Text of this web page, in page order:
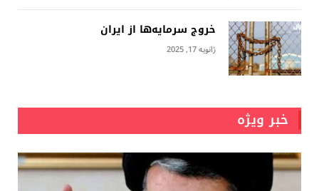
خروج سرمایه‌ها از ایران
ژانویه 17, 2025
خبر ویژه